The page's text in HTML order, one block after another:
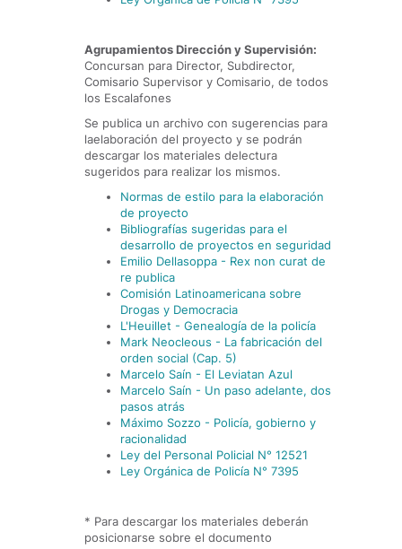
Agrupamientos Dirección y Supervisión:
Concursan para Director, Subdirector,
Comisario Supervisor y Comisario, de todos
los Escalafones
Se publica un archivo con sugerencias para
laelaboración del proyecto y se podrán
descargar los materiales delectura
sugeridos para realizar los mismos.
Normas de estilo para la elaboración
de proyecto
Bibliografías sugeridas para el
desarrollo de proyectos en seguridad
Emilio Dellasoppa - Rex non curat de
re publica
Comisión Latinoamericana sobre
Drogas y Democracia
L'Heuillet - Genealogía de la policía
Mark Neocleous - La fabricación del
orden social (Cap. 5)
Marcelo Saín - El Leviatan Azul
Marcelo Saín - Un paso adelante, dos
pasos atrás
Máximo Sozzo - Policía, gobierno y
racionalidad
Ley del Personal Policial N° 12521
Ley Orgánica de Policía N° 7395
* Para descargar los materiales deberán
posicionarse sobre el documento